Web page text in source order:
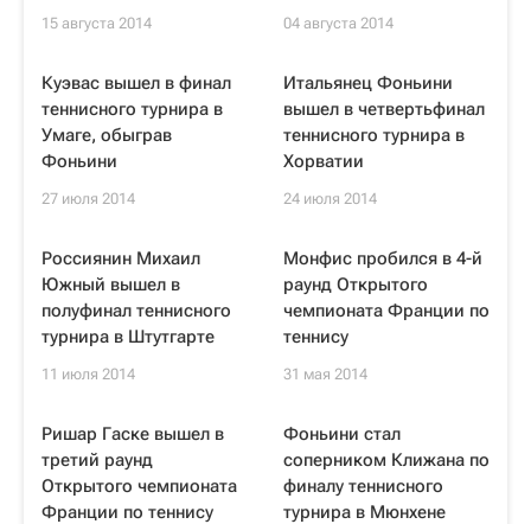
15 августа 2014 04 августа 2014
Куэвас вышел в финал
теннисного турнира в
Умаге, обыграв
Фоньини
27 июля 2014
Итальянец Фоньини
вышел в четвертьфинал
теннисного турнира в
Хорватии
24 июля 2014
Россиянин Михаил
Южный вышел в
полуфинал теннисного
турнира в Штутгарте
11 июля 2014
Монфис пробился в 4-й
раунд Открытого
чемпионата Франции по
теннису
31 мая 2014
Ришар Гаске вышел в
третий раунд
Открытого чемпионата
Франции по теннису
Фоньини стал
соперником Клижана по
финалу теннисного
турнира в Мюнхене